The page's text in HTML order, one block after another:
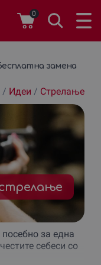
0
година важност
/ Идеи / Стрелање
стрелање
за една
себеси со